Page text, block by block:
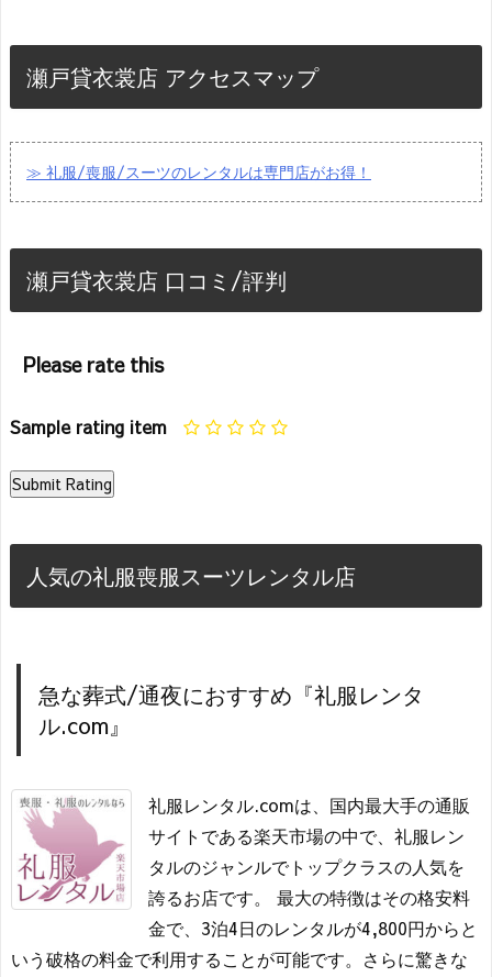
瀬戸貸衣裳店 アクセスマップ
≫ 礼服/喪服/スーツのレンタルは専門店がお得！
瀬戸貸衣裳店 口コミ/評判
Please rate this
Sample rating item
人気の礼服喪服スーツレンタル店
急な葬式/通夜におすすめ『礼服レンタ
ル.com』
礼服レンタル.comは、国内最大手の通販
サイトである楽天市場の中で、礼服レン
タルのジャンルでトップクラスの人気を
誇るお店です。 最大の特徴はその格安料
金で、3泊4日のレンタルが4,800円からと
いう破格の料金で利用することが可能です。さらに驚きな